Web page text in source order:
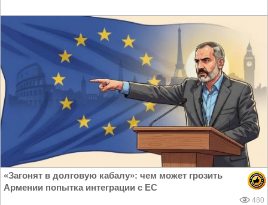
«Загонят в долговую кабалу»: чем может грозить
Армении попытка интеграции с ЕС
480